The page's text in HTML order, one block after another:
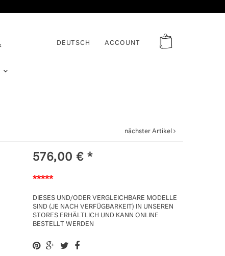
DEUTSCH ACCOUNT
nächster Artikel
576,00 € *
*****
DIESES UND/ODER VERGLEICHBARE MODELLE
SIND (JE NACH VERFÜGBARKEIT) IN UNSEREN
STORES ERHÄLTLICH UND KANN ONLINE
BESTELLT WERDEN